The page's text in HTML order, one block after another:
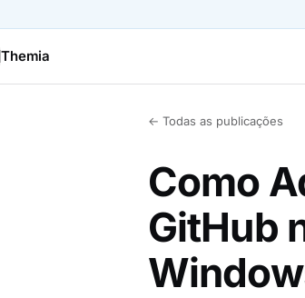
Themia
← Todas as publicações
Como
GitHub